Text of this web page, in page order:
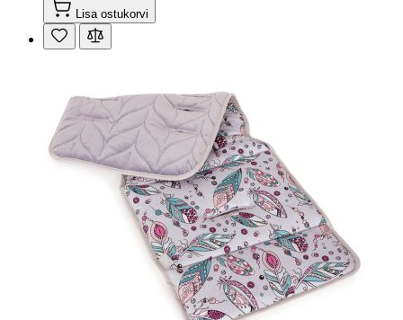
Lisa ostukorvi